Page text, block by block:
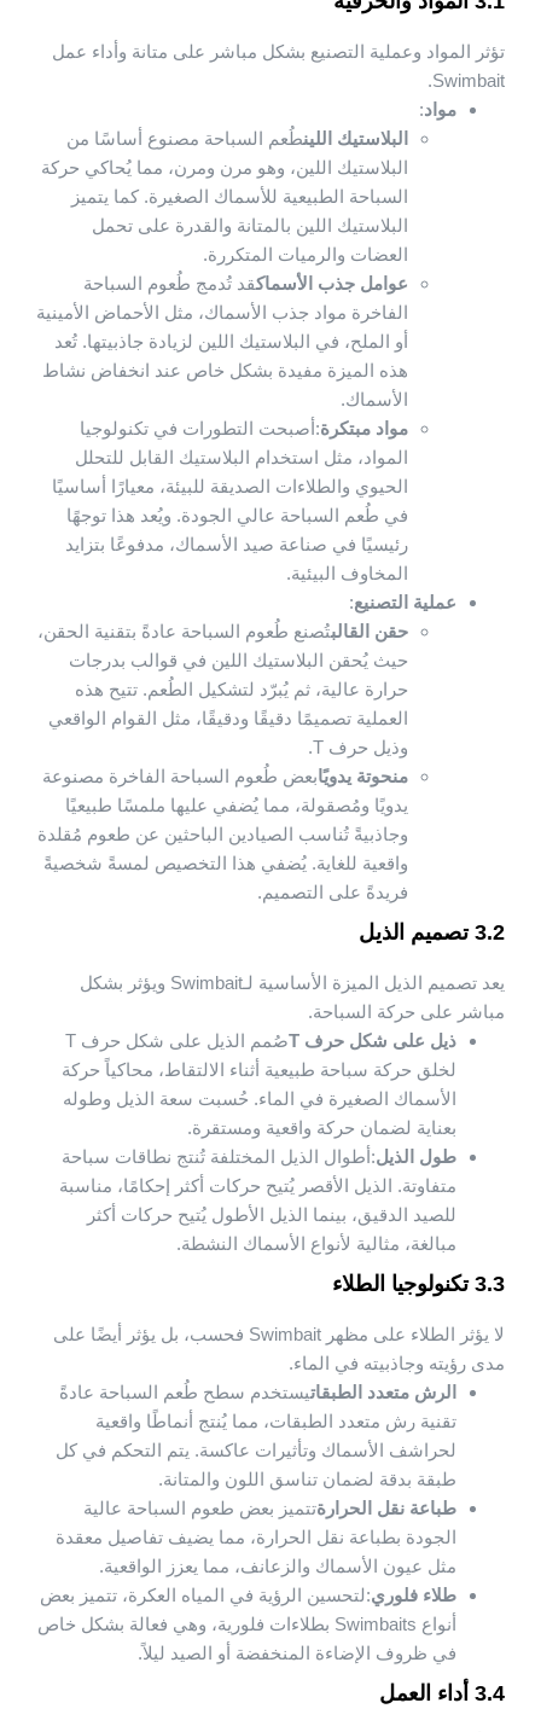
تؤثر المواد وعملية التصنيع بشكل مباشر على متانة وأداء عمل
Swimbait.
مواد:
البلاستيك اللينطُعم السباحة مصنوع أساسًا من
البلاستيك اللين، وهو مرن ومرن، مما يُحاكي حركة
السباحة الطبيعية للأسماك الصغيرة. كما يتميز
البلاستيك اللين بالمتانة والقدرة على تحمل
العضات والرميات المتكررة.
عوامل جذب الأسماكقد تُدمج طُعوم السباحة
الفاخرة مواد جذب الأسماك، مثل الأحماض الأمينية
أو الملح، في البلاستيك اللين لزيادة جاذبيتها. تُعد
هذه الميزة مفيدة بشكل خاص عند انخفاض نشاط
الأسماك.
مواد مبتكرة:أصبحت التطورات في تكنولوجيا
المواد، مثل استخدام البلاستيك القابل للتحلل
الحيوي والطلاءات الصديقة للبيئة، معيارًا أساسيًا
في طُعم السباحة عالي الجودة. ويُعد هذا توجهًا
رئيسيًا في صناعة صيد الأسماك، مدفوعًا بتزايد
المخاوف البيئية.
عملية التصنيع:
حقن القالبتُصنع طُعوم السباحة عادةً بتقنية الحقن،
حيث يُحقن البلاستيك اللين في قوالب بدرجات
حرارة عالية، ثم يُبرّد لتشكيل الطُعم. تتيح هذه
العملية تصميمًا دقيقًا ودقيقًا، مثل القوام الواقعي
وذيل حرف T.
منحوتة يدويًابعض طُعوم السباحة الفاخرة مصنوعة
يدويًا ومُصقولة، مما يُضفي عليها ملمسًا طبيعيًا
وجاذبيةً تُناسب الصيادين الباحثين عن طعوم مُقلدة
واقعية للغاية. يُضفي هذا التخصيص لمسةً شخصيةً
فريدةً على التصميم.
3.2 تصميم الذيل
يعد تصميم الذيل الميزة الأساسية لـSwimbait ويؤثر بشكل
مباشر على حركة السباحة.
ذيل على شكل حرف T
صُمم الذيل على شكل حرف T
لخلق حركة سباحة طبيعية أثناء الالتقاط، محاكياً حركة
الأسماك الصغيرة في الماء. حُسبت سعة الذيل وطوله
بعناية لضمان حركة واقعية ومستقرة.
طول الذيل:أطوال الذيل المختلفة تُنتج نطاقات سباحة
متفاوتة. الذيل الأقصر يُتيح حركات أكثر إحكامًا، مناسبة
للصيد الدقيق، بينما الذيل الأطول يُتيح حركات أكثر
مبالغة، مثالية لأنواع الأسماك النشطة.
3.3 تكنولوجيا الطلاء
لا يؤثر الطلاء على مظهر Swimbait فحسب، بل يؤثر أيضًا على
مدى رؤيته وجاذبيته في الماء.
الرش متعدد الطبقاتيستخدم سطح طُعم السباحة عادةً
تقنية رش متعدد الطبقات، مما يُنتج أنماطًا واقعية
لحراشف الأسماك وتأثيرات عاكسة. يتم التحكم في كل
طبقة بدقة لضمان تناسق اللون والمتانة.
طباعة نقل الحرارةتتميز بعض طعوم السباحة عالية
الجودة بطباعة نقل الحرارة، مما يضيف تفاصيل معقدة
مثل عيون الأسماك والزعانف، مما يعزز الواقعية.
طلاء فلوري:لتحسين الرؤية في المياه العكرة، تتميز بعض
أنواع Swimbaits بطلاءات فلورية، وهي فعالة بشكل خاص
في ظروف الإضاءة المنخفضة أو الصيد ليلاً.
3.4 أداء العمل